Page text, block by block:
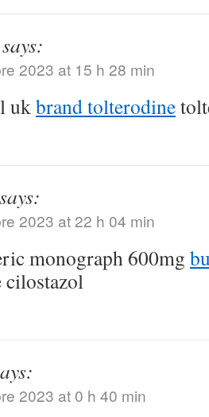
says:
2023 at 15 h 28 min
ukbrand tolterodine
says:
2023 at 22 h 04 min
monograph 600mg
cilostazol
2023 at 0 h 40 min